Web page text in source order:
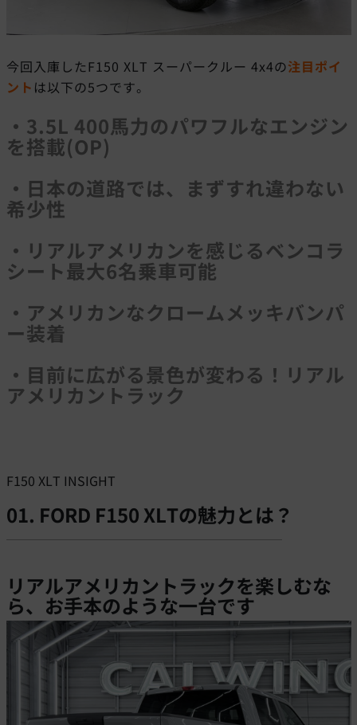
今回入庫したF150 XLT スーパークルー 4x4の注目ポイ
ント は以下の5つです。
・3.5L 400馬力のパワフルなエンジン
を搭載(OP)
・日本の道路では、まずすれ違わない
希少性
・リアルアメリカンを感じるベンコラ
シート最大6名乗車可能
・アメリカンなクロームメッキバンパ
ー装着
・目前に広がる景色が変わる！リアル
アメリカントラック
F150 XLT INSIGHT
01. FORD F150 XLTの魅力とは？
リアルアメリカントラックを楽しむな
ら、お手本のような一台です